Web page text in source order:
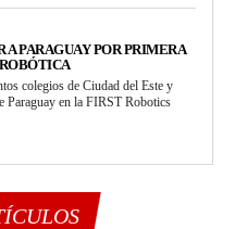
PARAGUAY POR PRIMERA
colegios de Ciudad del Este y
Paraguay en la FIRST Robotics